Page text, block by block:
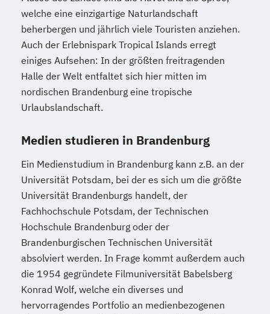
welche eine einzigartige Naturlandschaft
beherbergen und jährlich viele Touristen anziehen.
Auch der Erlebnispark Tropical Islands erregt
einiges Aufsehen: In der größten freitragenden
Halle der Welt entfaltet sich hier mitten im
nordischen Brandenburg eine tropische
Urlaubslandschaft.
Medien studieren in Brandenburg
Ein Medienstudium in Brandenburg kann z.B. an der
Universität Potsdam, bei der es sich um die größte
Universität Brandenburgs handelt, der
Fachhochschule Potsdam, der Technischen
Hochschule Brandenburg oder der
Brandenburgischen Technischen Universität
absolviert werden. In Frage kommt außerdem auch
die 1954 gegründete Filmuniversität Babelsberg
Konrad Wolf, welche ein diverses und
hervorragendes Portfolio an medienbezogenen